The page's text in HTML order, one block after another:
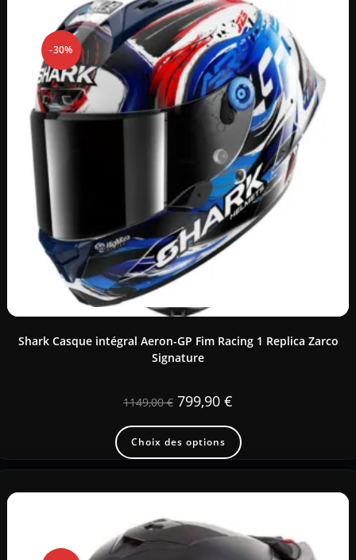
-30%
Shark Casque intégral Aeron-GP Fim Racing 1 Replica Zarco
Signature
1149,00€ 799,90 €
Choix des options